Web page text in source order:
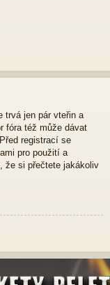
trvá jen pár vteřin a
fóra též může dávat
registrací se
pro použití a
že si přečtete jakákoliv